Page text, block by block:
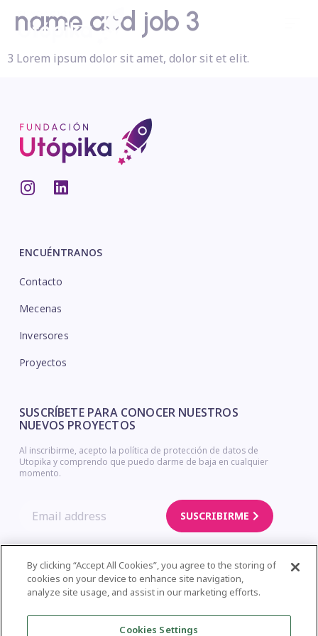
name and job 3
3 Lorem ipsum dolor sit amet, dolor sit et elit.
ENCUÉNTRANOS
Contacto
Mecenas
Inversores
Proyectos
SUSCRÍBETE PARA CONOCER NUESTROS
NUEVOS PROYECTOS
Al inscribirme, acepto la política de protección de datos de
Utopika y comprendo que puedo darme de baja en cualquier
momento.
SUSCRIBIRME
Copyright © Utopika. Legal Notice – Privacy Policy – Cookies Policy
| Web Design
By clicking “Accept All Cookies”, you agree to the storing of
cookies on your device to enhance site navigation,
analyze site usage, and assist in our marketing efforts.
Cookies Settings